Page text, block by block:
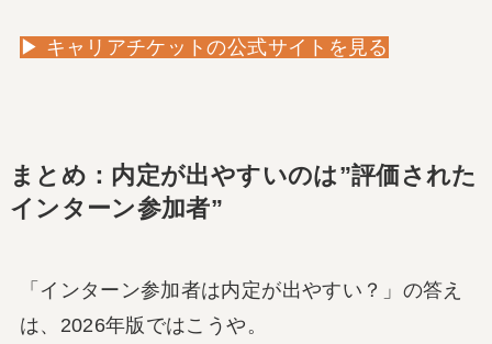
▶ キャリアチケットの公式サイトを見る
まとめ：内定が出やすいのは”評価された
インターン参加者”
「インターン参加者は内定が出やすい？」の答え
は、2026年版ではこうや。